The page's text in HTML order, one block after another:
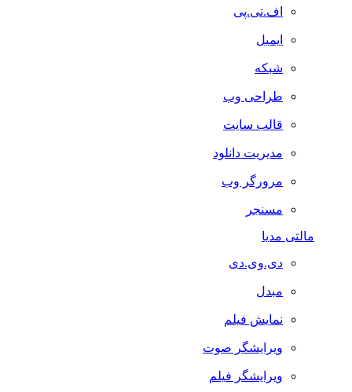
اف.تی.پی
ایمیل
شبکه
طراحی وب
قالب سایت
مدیریت دانلود
مرورگر وب
مسنجر
مالتی مدیا
دی.وی.دی
مبدل
نمایش فیلم
ویرایشگر صوت
ویرایشگر فیلم